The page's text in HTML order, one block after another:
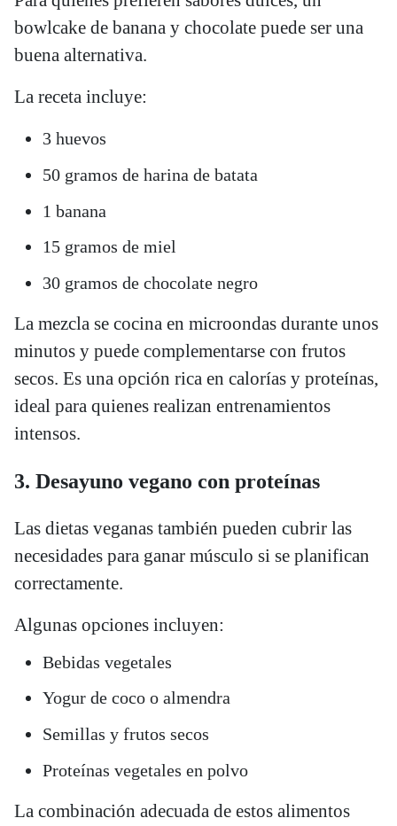
bowlcake de banana y chocolate puede ser una
buena alternativa.
La receta incluye:
3 huevos
50 gramos de harina de batata
1 banana
15 gramos de miel
30 gramos de chocolate negro
La mezcla se cocina en microondas durante unos
minutos y puede complementarse con frutos
secos. Es una opción rica en calorías y proteínas,
ideal para quienes realizan entrenamientos
intensos.
3. Desayuno vegano con proteínas
Las dietas veganas también pueden cubrir las
necesidades para ganar músculo si se planifican
correctamente.
Algunas opciones incluyen:
Bebidas vegetales
Yogur de coco o almendra
Semillas y frutos secos
Proteínas vegetales en polvo
La combinación adecuada de estos alimentos